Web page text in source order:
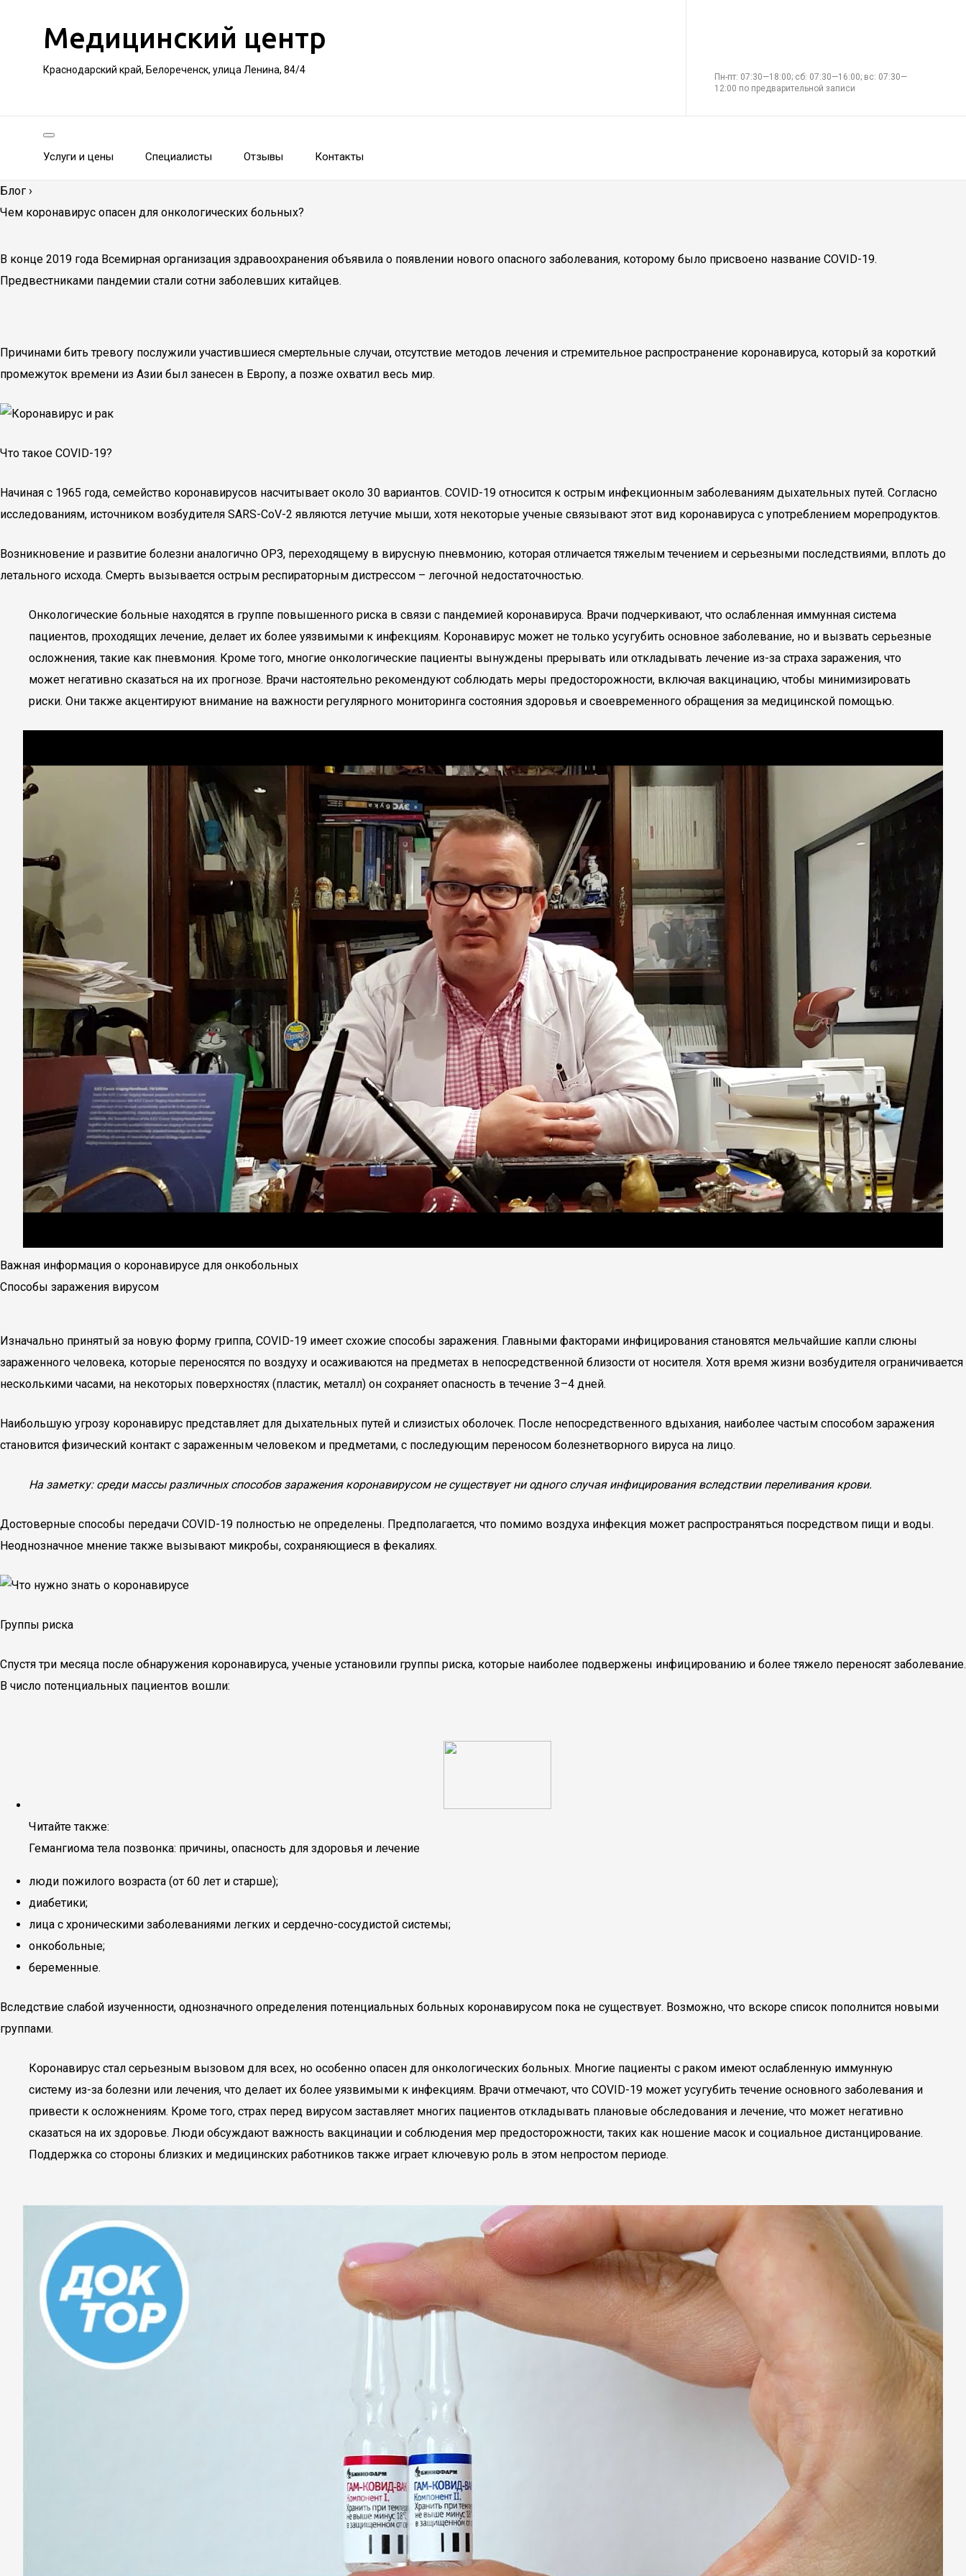
Медицинский центр
Краснодарский край, Белореченск, улица Ленина, 84/4
Пн-пт: 07:30—18:00; сб: 07:30—16:00; вс: 07:30—
12:00 по предварительной записи
Услуги и цены Специалисты Отзывы Контакты
Блог ›
Чем коронавирус опасен для онкологических больных?
В конце 2019 года Всемирная организация здравоохранения объявила о появлении нового опасного заболевания, которому было присвоено название COVID-19.
Предвестниками пандемии стали сотни заболевших китайцев.
Причинами бить тревогу послужили участившиеся смертельные случаи, отсутствие методов лечения и стремительное распространение коронавируса, который за короткий
промежуток времени из Азии был занесен в Европу, а позже охватил весь мир.
Что такое COVID-19?
Начиная с 1965 года, семейство коронавирусов насчитывает около 30 вариантов. COVID-19 относится к острым инфекционным заболеваниям дыхательных путей. Согласно
исследованиям, источником возбудителя SARS-CoV-2 являются летучие мыши, хотя некоторые ученые связывают этот вид коронавируса с употреблением морепродуктов.
Возникновение и развитие болезни аналогично ОРЗ, переходящему в вирусную пневмонию, которая отличается тяжелым течением и серьезными последствиями, вплоть до
летального исхода. Смерть вызывается острым респираторным дистрессом – легочной недостаточностью.
Онкологические больные находятся в группе повышенного риска в связи с пандемией коронавируса. Врачи подчеркивают, что ослабленная иммунная система
пациентов, проходящих лечение, делает их более уязвимыми к инфекциям. Коронавирус может не только усугубить основное заболевание, но и вызвать серьезные
осложнения, такие как пневмония. Кроме того, многие онкологические пациенты вынуждены прерывать или откладывать лечение из-за страха заражения, что
может негативно сказаться на их прогнозе. Врачи настоятельно рекомендуют соблюдать меры предосторожности, включая вакцинацию, чтобы минимизировать
риски. Они также акцентируют внимание на важности регулярного мониторинга состояния здоровья и своевременного обращения за медицинской помощью.
Важная информация о коронавирусе для онкобольных
Способы заражения вирусом
Изначально принятый за новую форму гриппа, COVID-19 имеет схожие способы заражения. Главными факторами инфицирования становятся мельчайшие капли слюны
зараженного человека, которые переносятся по воздуху и осаживаются на предметах в непосредственной близости от носителя. Хотя время жизни возбудителя ограничивается
несколькими часами, на некоторых поверхностях (пластик, металл) он сохраняет опасность в течение 3–4 дней.
Наибольшую угрозу коронавирус представляет для дыхательных путей и слизистых оболочек. После непосредственного вдыхания, наиболее частым способом заражения
становится физический контакт с зараженным человеком и предметами, с последующим переносом болезнетворного вируса на лицо.
На заметку: среди массы различных способов заражения коронавирусом не существует ни одного случая инфицирования вследствии переливания крови.
Достоверные способы передачи COVID-19 полностью не определены. Предполагается, что помимо воздуха инфекция может распространяться посредством пищи и воды.
Неоднозначное мнение также вызывают микробы, сохраняющиеся в фекалиях.
Группы риска
Спустя три месяца после обнаружения коронавируса, ученые установили группы риска, которые наиболее подвержены инфицированию и более тяжело переносят заболевание.
В число потенциальных пациентов вошли:
Читайте также:
Гемангиома тела позвонка: причины, опасность для здоровья и лечение
люди пожилого возраста (от 60 лет и старше);
диабетики;
лица с хроническими заболеваниями легких и сердечно-сосудистой системы;
онкобольные;
беременные.
Вследствие слабой изученности, однозначного определения потенциальных больных коронавирусом пока не существует. Возможно, что вскоре список пополнится новыми
группами.
Коронавирус стал серьезным вызовом для всех, но особенно опасен для онкологических больных. Многие пациенты с раком имеют ослабленную иммунную
систему из-за болезни или лечения, что делает их более уязвимыми к инфекциям. Врачи отмечают, что COVID-19 может усугубить течение основного заболевания и
привести к осложнениям. Кроме того, страх перед вирусом заставляет многих пациентов откладывать плановые обследования и лечение, что может негативно
сказаться на их здоровье. Люди обсуждают важность вакцинации и соблюдения мер предосторожности, таких как ношение масок и социальное дистанцирование.
Поддержка со стороны близких и медицинских работников также играет ключевую роль в этом непростом периоде.